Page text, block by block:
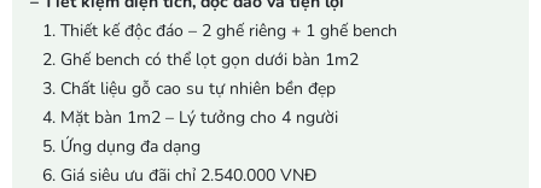
1. Thiết kế độc đáo – 2 ghế riêng + 1 ghế bench
2. Ghế bench có thể lọt gọn dưới bàn 1m2
3. Chất liệu gỗ cao su tự nhiên bền đẹp
4. Mặt bàn 1m2 – Lý tưởng cho 4 người
5. Ứng dụng đa dạng
6. Giá siêu ưu đãi chỉ 2.540.000 VNĐ